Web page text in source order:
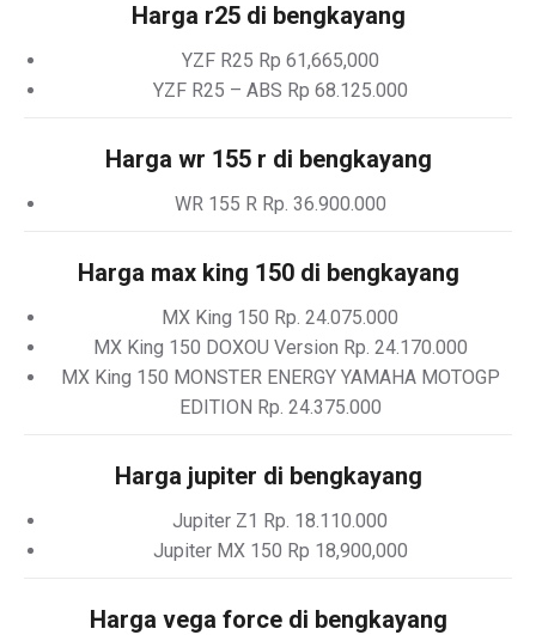
Harga r25 di bengkayang
YZF R25 Rp 61,665,000
YZF R25 – ABS Rp 68.125.000
Harga wr 155 r di bengkayang
WR 155 R Rp. 36.900.000
Harga max king 150 di bengkayang
MX King 150 Rp. 24.075.000
MX King 150 DOXOU Version Rp. 24.170.000
MX King 150 MONSTER ENERGY YAMAHA MOTOGP
EDITION Rp. 24.375.000
Harga jupiter di bengkayang
Jupiter Z1 Rp. 18.110.000
Jupiter MX 150 Rp 18,900,000
Harga vega force di bengkayang